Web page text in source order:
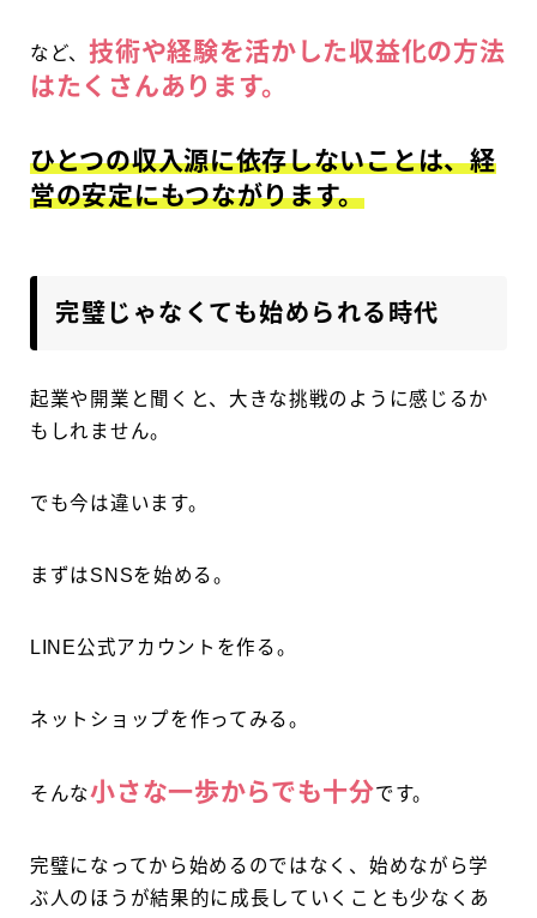
など、技術や経験を活かした収益化の方法
はたくさんあります。
ひとつの収入源に依存しないことは、経
営の安定にもつながります。
完璧じゃなくても始められる時代
起業や開業と聞くと、大きな挑戦のように感じるか
もしれません。
でも今は違います。
まずはSNSを始める。
LINE公式アカウントを作る。
ネットショップを作ってみる。
そんな小さな一歩からでも十分です。
完璧になってから始めるのではなく、始めながら学
ぶ人のほうが結果的に成長していくことも少なくあ